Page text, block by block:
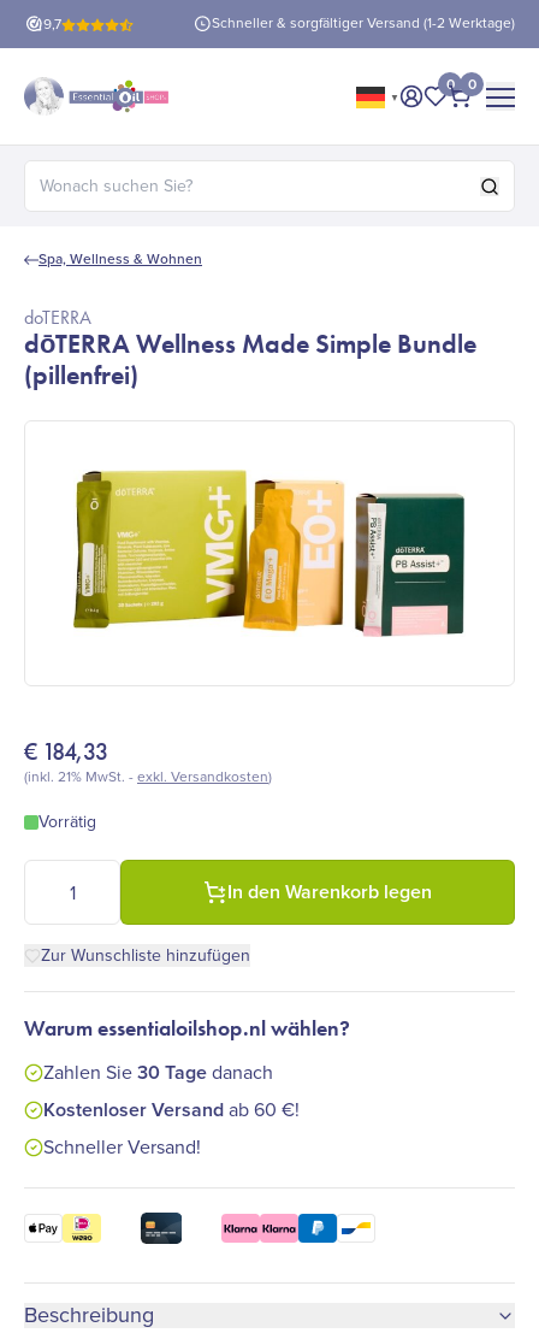
9,7
Versandab 60 €! Schneller & sorgfältiger Versand (1-2 Werktage)
▼ Mein Konto
Meine
0
Bezahlen
0
Suchen nach:
Spa, Wellness & Wohnen
doTERRA
dōTERRA Wellness Made Simple Bundle
(pillenfrei)
€184,33
(inkl. 21% MwSt. -exkl. Versandkosten)
Vorrätig
dōTERRA Wellness Made Simple Bundle (pillenfrei) Menge
In den Warenkorb legen
Zur Wunschliste hinzufügen
Warum essentialoilshop.nl wählen?
Zahlen Sie30 Tagedanach
Kostenloser Versandab 60 €!
Schneller Versand!
Beschreibung